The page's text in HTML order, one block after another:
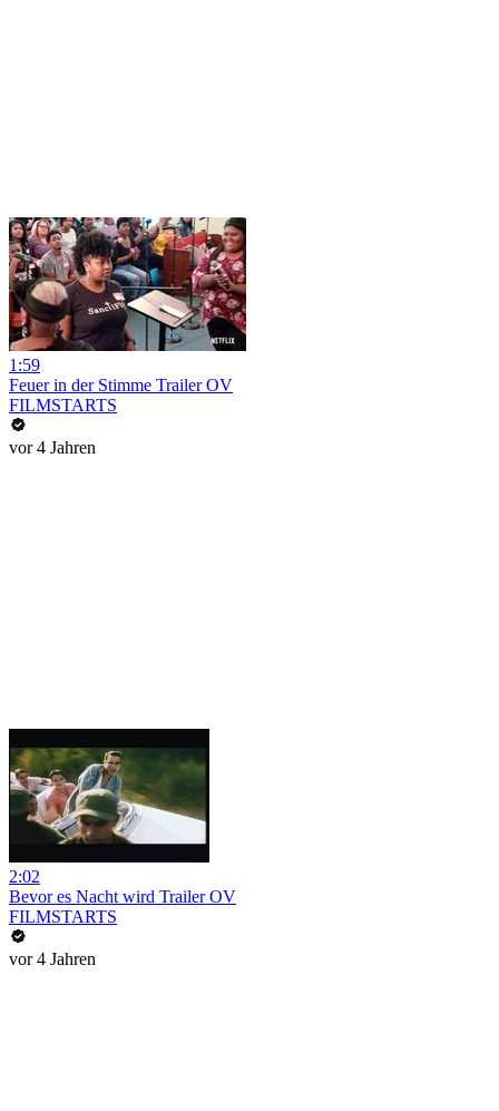
1:59
Feuer in der Stimme Trailer OV
FILMSTARTS
vor 4 Jahren
2:02
Bevor es Nacht wird Trailer OV
FILMSTARTS
vor 4 Jahren